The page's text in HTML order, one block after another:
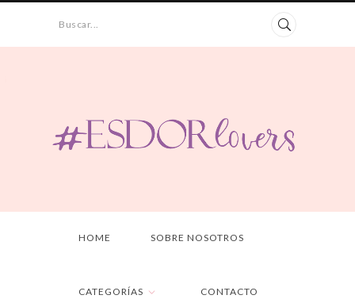
Buscar...
HOME SOBRE NOSOTROS
CATEGORÍAS CONTACTO